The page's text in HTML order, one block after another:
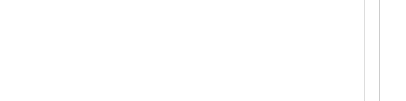
图
载
载
完
表